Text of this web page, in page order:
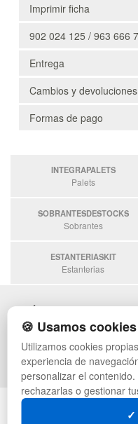
Imprimir ficha
902 024 125 / 963 666
Entrega
Cambios y devoluciones
Formas de pago
INTEGRAPALETS
Palets
SOBRANTESDESTOCKS
Sobrantes
ESTANTERIASKIT
Estanterias
POLÍTICA DE PRIVACIDAD
CONDICIONES DE USO
CONTACTO
QUIENES SOMOS
🍪 Usamos cookies
Utilizamos cookies
experiencia de
personalizar el
rechazarlas o gestionar
✓